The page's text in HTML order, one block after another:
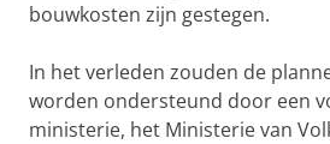
bouwkosten zijn gestegen.
In het verleden zouden de
worden ondersteund door een
ministerie, het Ministerie van